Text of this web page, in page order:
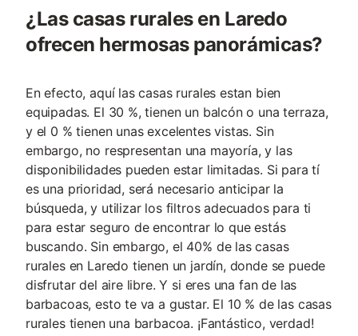
¿Las casas rurales en Laredo
ofrecen hermosas panorámicas?
En efecto, aquí las casas rurales estan bien
equipadas. El 30 %, tienen un balcón o una terraza,
y el 0 % tienen unas excelentes vistas. Sin
embargo, no respresentan una mayoría, y las
disponibilidades pueden estar limitadas. Si para tí
es una prioridad, será necesario anticipar la
búsqueda, y utilizar los filtros adecuados para ti
para estar seguro de encontrar lo que estás
buscando. Sin embargo, el 40% de las casas
rurales en Laredo tienen un jardín, donde se puede
disfrutar del aire libre. Y si eres una fan de las
barbacoas, esto te va a gustar. El 10 % de las casas
rurales tienen una barbacoa. ¡Fantástico, verdad!